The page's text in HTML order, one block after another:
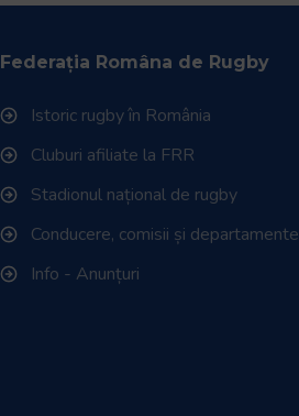
Federația Româna de Rugby
Istoric rugby în România
Cluburi afiliate la FRR
Stadionul național de rugby
Conducere, comisii și departamente
Info - Anunțuri